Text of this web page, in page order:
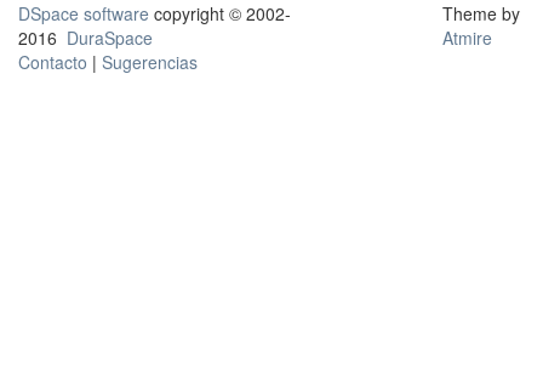
DSpace software copyright © 2002-
2016 DuraSpace
Contacto | Sugerencias
Theme by
Atmire